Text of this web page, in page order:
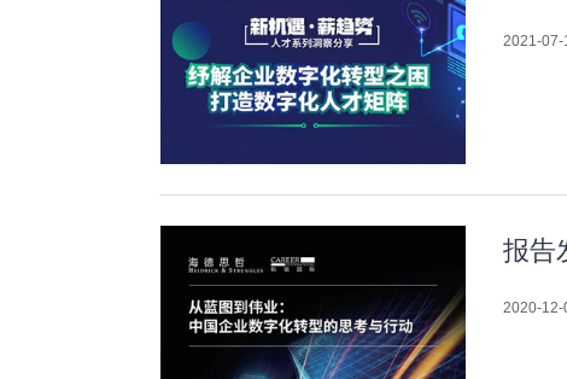
2021-07-
报告
2020-12-